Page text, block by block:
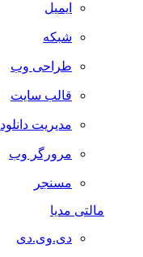
ایمیل
شبکه
طراحی وب
قالب سایت
مدیریت دانلود
مرورگر وب
مسنجر
مالتی مدیا
دی.وی.دی